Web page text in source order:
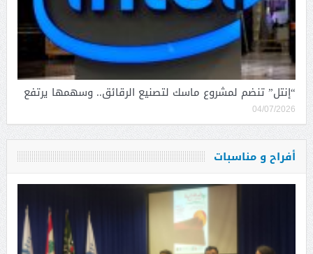
“إنتل” تنضم لمشروع ماسك لتصنيع الرقائق.. وسهمها يرتفع
04/07/2026
أفراح و مناسبات